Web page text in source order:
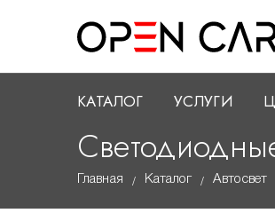
КАТАЛОГ УСЛУГИ
Главная / Каталог / Автосвет